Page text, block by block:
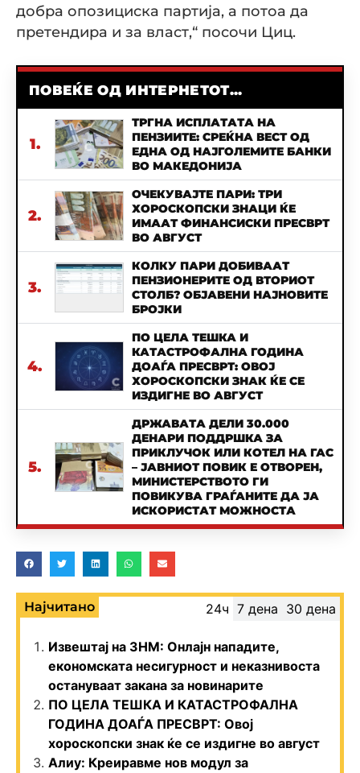
добра опозициска партија, а потоа да
претендира и за власт,“ посочи Циц.
ПОВЕЌЕ ОД ИНТЕРНЕТОТ...
1.
ТРГНА ИСПЛАТАТА НА
ПЕНЗИИТЕ: СРЕЌНА ВЕСТ ОД
ЕДНА ОД НАЈГОЛЕМИТЕ БАНКИ
ВО МАКЕДОНИЈА
2.
ОЧЕКУВАЈТЕ ПАРИ: ТРИ
ХОРОСКОПСКИ ЗНАЦИ ЌЕ
ИМААТ ФИНАНСИСКИ ПРЕСВРТ
ВО АВГУСТ
3.
КОЛКУ ПАРИ ДОБИВААТ
ПЕНЗИОНЕРИТЕ ОД ВТОРИОТ
СТОЛБ? ОБЈАВЕНИ НАЈНОВИТЕ
БРОЈКИ
4.
ПО ЦЕЛА ТЕШКА И
КАТАСТРОФАЛНА ГОДИНА
ДОАЃА ПРЕСВРТ: ОВОЈ
ХОРОСКОПСКИ ЗНАК ЌЕ СЕ
ИЗДИГНЕ ВО АВГУСТ
5.
ДРЖАВАТА ДЕЛИ 30.000
ДЕНАРИ ПОДДРШКА ЗА
ПРИКЛУЧОК ИЛИ КОТЕЛ НА ГАС
– ЈАВНИОТ ПОВИК Е ОТВОРЕН,
МИНИСТЕРСТВОТО ГИ
ПОВИКУВА ГРАЃАНИТЕ ДА ЈА
ИСКОРИСТАТ МОЖНОСТА
Најчитано 24ч 7 дена 30 дена
Извештај на ЗНМ: Онлајн нападите,
економската несигурност и неказнивоста
остануваат закана за новинарите
ПО ЦЕЛА ТЕШКА И КАТАСТРОФАЛНА
ГОДИНА ДОАЃА ПРЕСВРТ: Овој
хороскопски знак ќе се издигне во август
Алиу: Креиравме нов модул за